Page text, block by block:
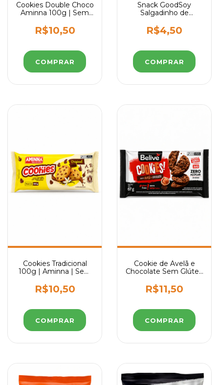
Cookies Double Choco
Aminna 100g | Sem
R$10,50
Snack GoodSoy
Salgadinho de
Sem Leite Sem
Lactose 25g
R$4,50
Cookies Tradicional
100g | Aminna | Sem
R$10,50
Cookie de Avelã e
Chocolate Sem Glúten
Leite Sem Açúcar
Belive 67g
R$11,50